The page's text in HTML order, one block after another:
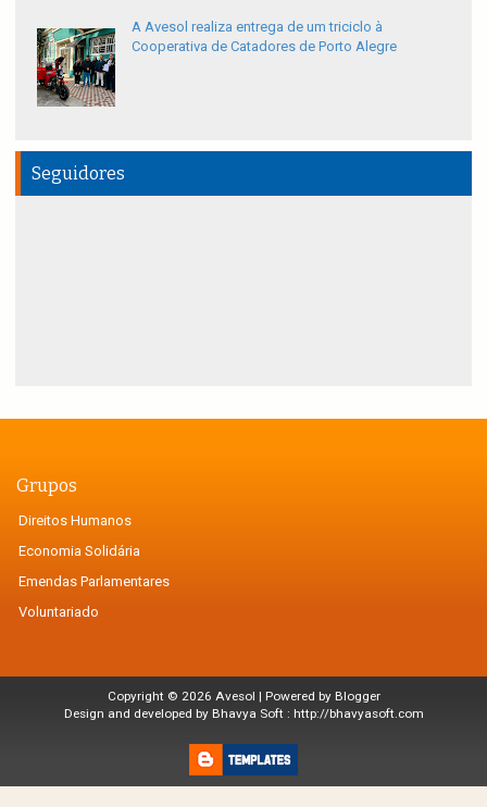
A Avesol realiza entrega de um triciclo à
Cooperativa de Catadores de Porto Alegre
Seguidores
Grupos
Direitos Humanos
Economia Solidária
Emendas Parlamentares
Voluntariado
Copyright © 2026 Avesol | Powered by Blogger
Design and developed by Bhavya Soft : http://bhavyasoft.com